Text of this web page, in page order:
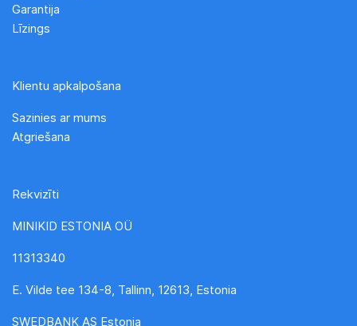
Garantija
Līzings
Klientu apkalpošana
Sazinies ar mums
Atgriešana
Rekvizīti
MINIKID ESTONIA OÜ
11313340
E. Vilde tee 134-8, Tallinn, 12613, Estonia
SWEDBANK AS Estonia